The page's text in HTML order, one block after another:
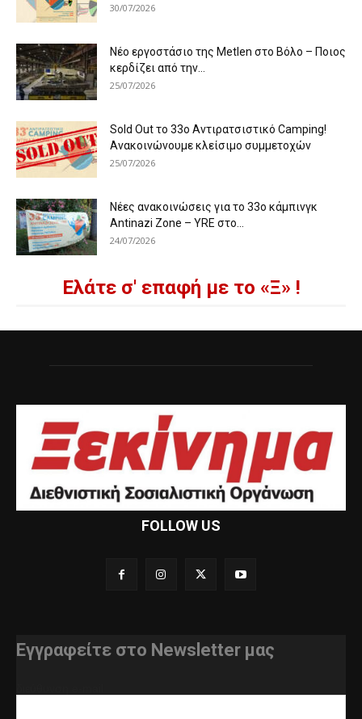
30/07/2026
Νέο εργοστάσιο της Metlen στο Βόλο – Ποιος
κερδίζει από την...
25/07/2026
Sold Out το 33ο Αντιρατσιστικό Camping!
Ανακοινώνουμε κλείσιμο συμμετοχών
25/07/2026
Νέες ανακοινώσεις για το 33ο κάμπινγκ
Antinazi Zone – YRE στο...
24/07/2026
Ελάτε σ' επαφή με το «Ξ» !
FOLLOW US
Εγγραφείτε στο Newsletter μας